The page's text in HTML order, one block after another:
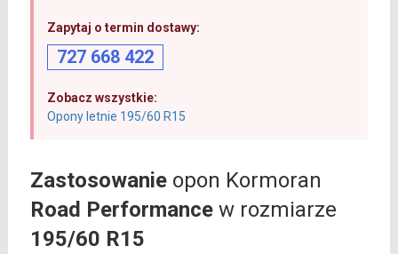
Zapytaj o termin dostawy:
727 668 422
Zobacz wszystkie:
Opony letnie 195/60 R15
Zastosowanieopon Kormoran
Road Performancew rozmiarze
195/60 R15